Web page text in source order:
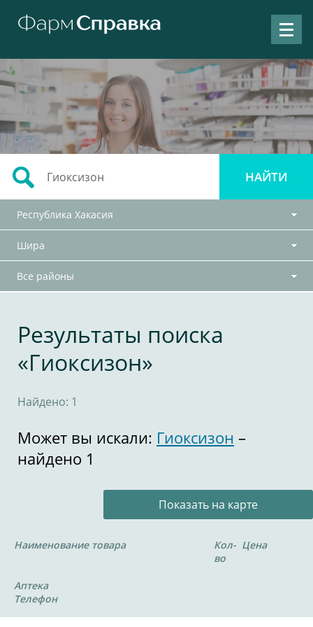
Республика Хакасия
Шира
Все районы
Результаты поиска
«Гиоксизон»
Найдено: 1
Может вы искали: Гиоксизон –
найдено 1
Показать на карте
Наименование товара
Кол-
во
Цена
Аптека
Телефон